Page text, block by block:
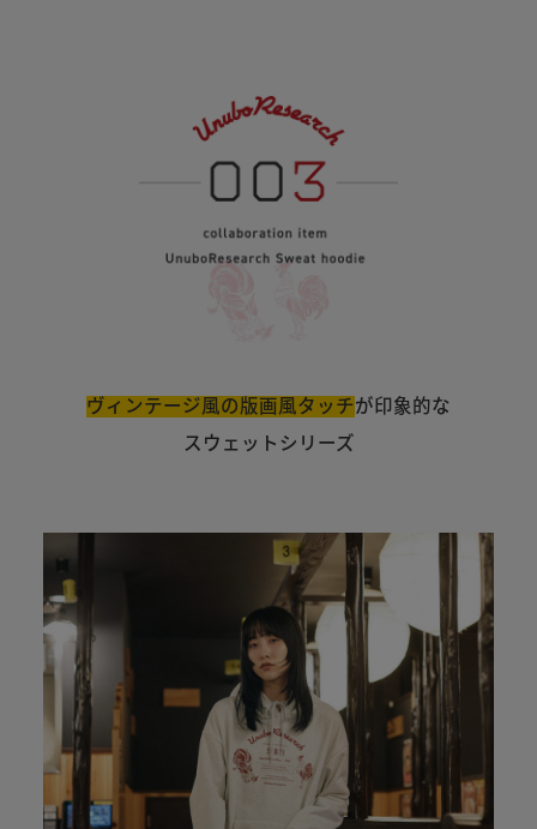
ヴィンテージ風の版画風タッチが印象的な
スウェットシリーズ